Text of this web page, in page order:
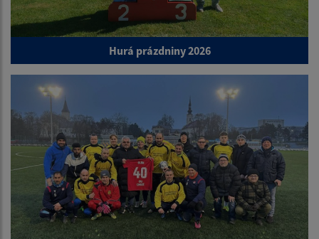
Hurá prázdniny 2026